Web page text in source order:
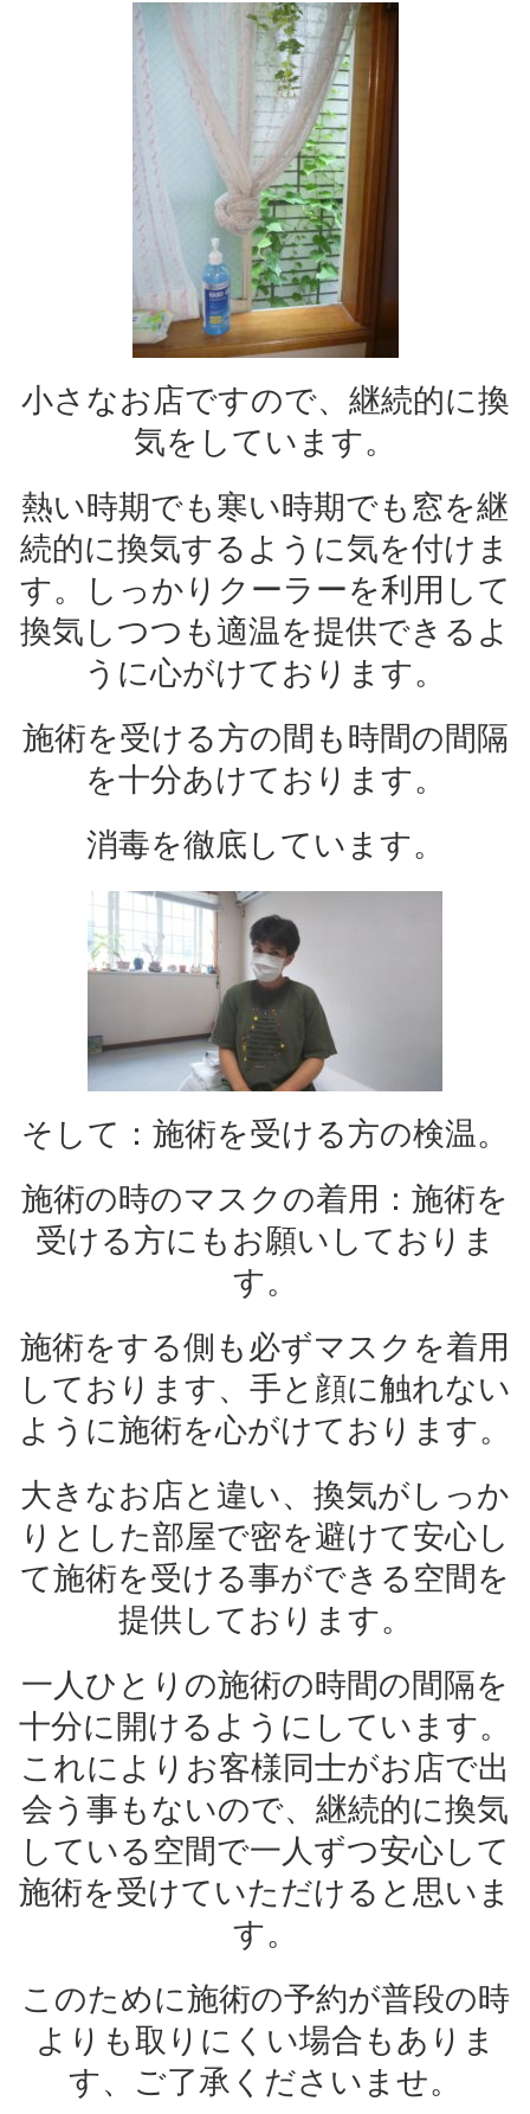
小さなお店ですので、継続的に換
気をしています。
熱い時期でも寒い時期でも窓を継
続的に換気するように気を付けま
す。しっかりクーラーを利用して
換気しつつも適温を提供できるよ
うに心がけております。
施術を受ける方の間も時間の間隔
を十分あけております。
消毒を徹底しています。
そして：施術を受ける方の検温。
施術の時のマスクの着用：施術を
受ける方にもお願いしておりま
す。
施術をする側も必ずマスクを着用
しております、手と顔に触れない
ように施術を心がけております。
大きなお店と違い、換気がしっか
りとした部屋で密を避けて安心し
て施術を受ける事ができる空間を
提供しております。
一人ひとりの施術の時間の間隔を
十分に開けるようにしています。
これによりお客様同士がお店で出
会う事もないので、継続的に換気
している空間で一人ずつ安心して
施術を受けていただけると思いま
す。
このために施術の予約が普段の時
よりも取りにくい場合もありま
す、ご了承くださいませ。